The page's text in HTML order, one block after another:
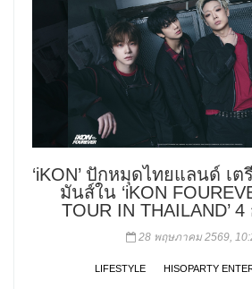
‘iKON’ ปักหมุดไทยแลนด์ เ
มันส์ใน ‘iKON
TOUR IN THAILAND’
28 พฤษภาคม 2569,
LIFESTYLE HISOPARTY